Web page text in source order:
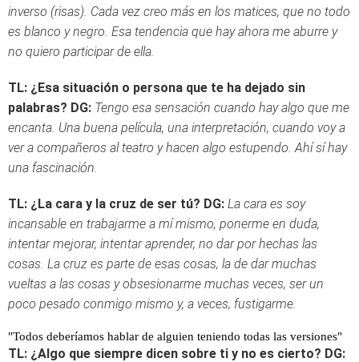
inverso (risas). Cada vez creo más en los matices, que no todo
es blanco y negro. Esa tendencia que hay ahora me aburre y
no quiero participar de ella.
TL: ¿Esa situación o persona que te ha dejado sin
palabras? DG: Tengo esa sensación cuando hay algo que me
encanta. Una buena película, una interpretación, cuando voy a
ver a compañeros al teatro y hacen algo estupendo. Ahí sí hay
una fascinación.
TL: ¿La cara y la cruz de ser tú? DG: La cara es soy
incansable en trabajarme a mí mismo, ponerme en duda,
intentar mejorar, intentar aprender, no dar por hechas las
cosas. La cruz es parte de esas cosas, la de dar muchas
vueltas a las cosas y obsesionarme muchas veces, ser un
poco pesado conmigo mismo y, a veces, fustigarme.
"Todos deberíamos hablar de alguien teniendo todas las versiones"
TL: ¿Algo que siempre dicen sobre ti y no es cierto? DG: